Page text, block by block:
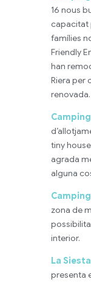
16 nous
capacitat
famílies
Friendly
han
Riera per
renovada.
tiny
agrada
alguna
zona de
interior.
La
presenta